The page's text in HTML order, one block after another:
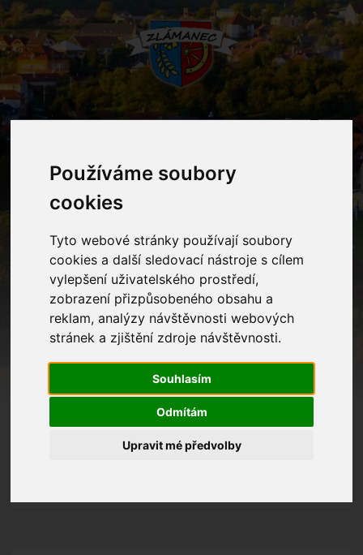
Používáme soubory
cookies
Tyto webové stránky používají soubory
cookies a další sledovací nástroje s cílem
vylepšení uživatelského prostředí,
zobrazení přizpůsobeného obsahu a
reklam, analýzy návštěvnosti webových
stránek a zjištění zdroje návštěvnosti.
Souhlasím
Odmítám
Upravit mé předvolby
Fotogalerie
Home Fotogalerie
Šťastné a veselé Vánoce přejí děti z MŠ
Zlámanec